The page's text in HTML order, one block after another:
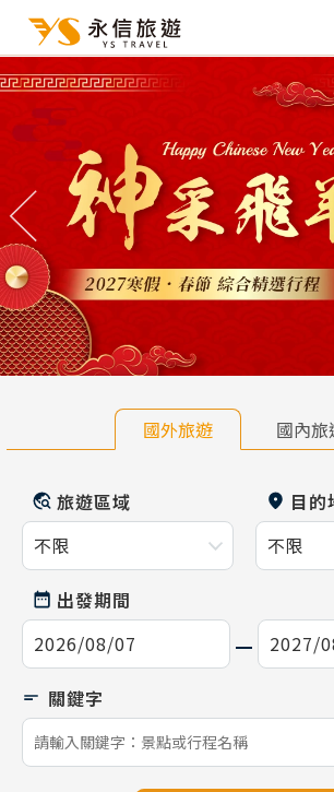
往前
國外旅遊 國內旅
旅遊區域 目的
出發期間